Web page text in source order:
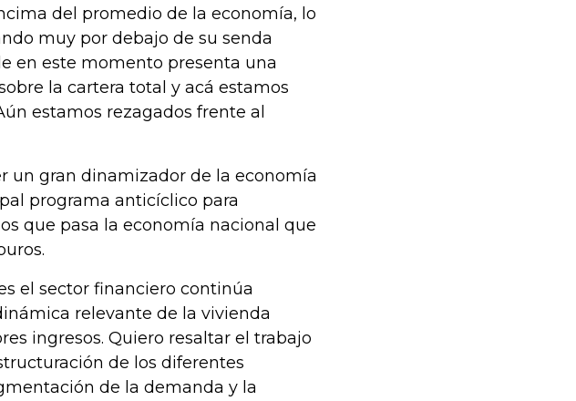
del promedio de la economía, lo
muy por debajo de su senda
en este momento presenta una
la cartera total y acá estamos
estamos rezagados frente al
un gran dinamizador de la economía
programa anticíclico para
que pasa la economía nacional que
el sector financiero continúa
relevante de la vivienda
ingresos. Quiero resaltar el trabajo
de los diferentes
de la demanda y la